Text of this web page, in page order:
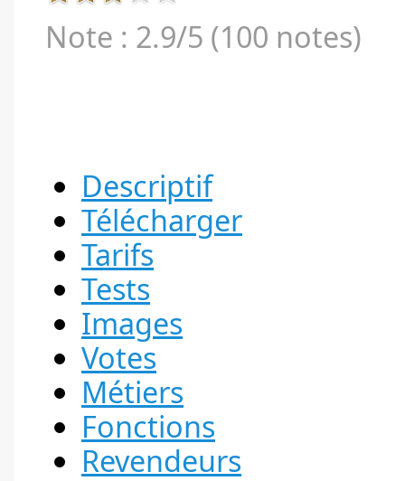
Note : 2.9/5 (100 notes)
Descriptif
Télécharger
Tarifs
Tests
Images
Votes
Métiers
Fonctions
Revendeurs